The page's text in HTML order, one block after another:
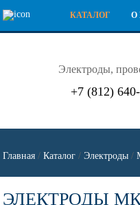
КАТАЛОГ О
Электроды,
+7 (812)
Главная / Каталог / Электроды /
ЭЛЕКТРОДЫ